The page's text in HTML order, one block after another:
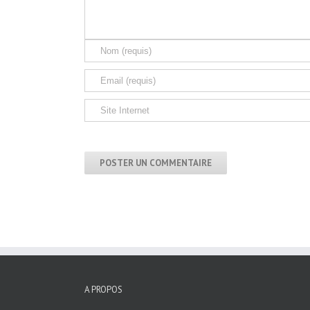
A PROPOS